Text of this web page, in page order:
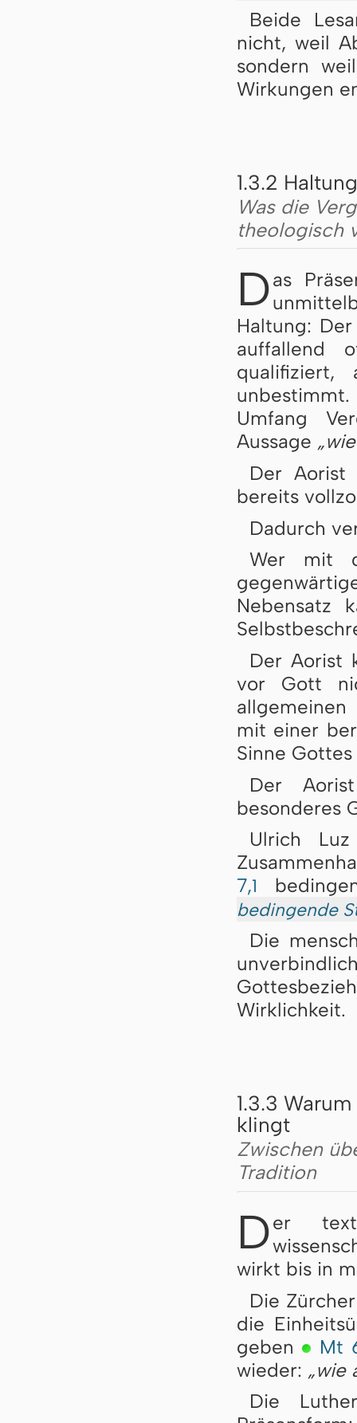
Beide
nicht, weil
sondern
Wirkungen
1.3.2
Was die
theologisch
Das
Haltung:
auffallend
qualifiziert,
Umfang
Aussage
Der
bereits
Dadurch
Wer mit
Nebensatz
Der Aorist
vor Gott
mit einer
Sinne
Der
besonderes
Ulrich
7,1
bedingende
Die
Wirklichkeit.
1.3.3
klingt
Zwischen
Tradition
Der
wirkt bis in
Die
die
geben
Mt
wieder: „wie
Die